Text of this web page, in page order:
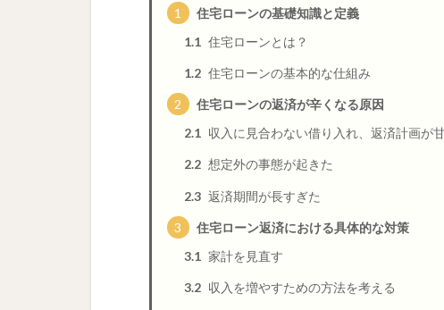
1
住宅ローンの基礎知識と定義
1.1 住宅ローンとは？
1.2 住宅ローンの基本的な仕組み
2
住宅ローンの返済が辛くなる原因
2.1 収入に見合わない借り入れ、返済計画が
2.2 想定外の事態が起きた
2.3 返済期間が長すぎた
3
住宅ローン返済における具体的な対策
3.1 家計を見直す
3.2 収入を増やすための方法を考える